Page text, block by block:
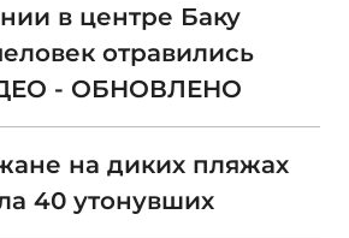
в центре Баку
отравились
- ОБНОВЛЕНО
на диких пляжах
40 утонувших